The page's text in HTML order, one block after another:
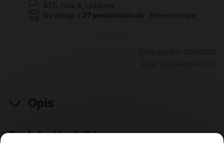
BTC, hala 8, Ljubljana
Na zalogi v
27 poslovalnicah Preverite kje
Opis
Podobni izdelki